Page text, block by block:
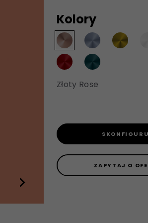
Kolory
Złoty Rose
ZAPYTAJ O